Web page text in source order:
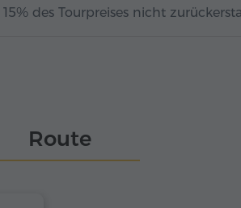
des Tourpreises nicht
Route